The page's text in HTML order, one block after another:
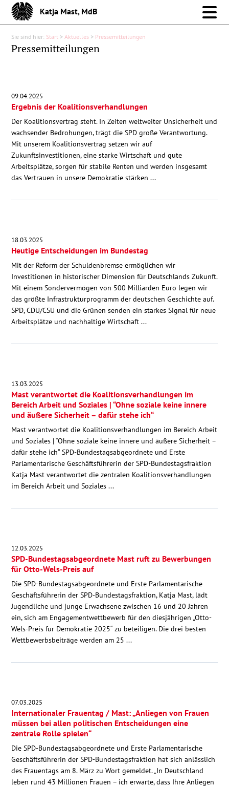
Katja Mast, MdB
Meine Arbeit im Bund
Über mich
Aktuelles
Pressemitteilungen
Reden
Kontakt
Sie sind hier: Start > Aktuelles > Pressemitteilungen
Pressemitteilungen
09.04.2025
Ergebnis der Koalitionsverhandlungen
Der Koalitionsvertrag steht. In Zeiten weltweiter Unsicherheit und
wachsender Bedrohungen, trägt die SPD große Verantwortung.
Mit unserem Koalitionsvertrag setzen wir auf
Zukunftsinvestitionen, eine starke Wirtschaft und gute
Arbeitsplätze, sorgen für stabile Renten und werden insgesamt
das Vertrauen in unsere Demokratie stärken ...
18.03.2025
Heutige Entscheidungen im Bundestag
Mit der Reform der Schuldenbremse ermöglichen wir
Investitionen in historischer Dimension für Deutschlands Zukunft.
Mit einem Sondervermögen von 500 Milliarden Euro legen wir
das größte Infrastrukturprogramm der deutschen Geschichte auf.
SPD, CDU/CSU und die Grünen senden ein starkes Signal für neue
Arbeitsplätze und nachhaltige Wirtschaft ...
13.03.2025
Mast verantwortet die Koalitionsverhandlungen im
Bereich Arbeit und Soziales | “Ohne soziale keine innere
und äußere Sicherheit – dafür stehe ich“
Mast verantwortet die Koalitionsverhandlungen im Bereich Arbeit
und Soziales | “Ohne soziale keine innere und äußere Sicherheit –
dafür stehe ich“ SPD-Bundestagsabgeordnete und Erste
Parlamentarische Geschäftsführerin der SPD-Bundestagsfraktion
Katja Mast verantwortet die zentralen Koalitionsverhandlungen
im Bereich Arbeit und Soziales ...
12.03.2025
SPD-Bundestagsabgeordnete Mast ruft zu Bewerbungen
für Otto-Wels-Preis auf
Die SPD-Bundestagsabgeordnete und Erste Parlamentarische
Geschäftsführerin der SPD-Bundestagsfraktion, Katja Mast, lädt
Jugendliche und junge Erwachsene zwischen 16 und 20 Jahren
ein, sich am Engagementwettbewerb für den diesjährigen „Otto-
Wels-Preis für Demokratie 2025“ zu beteiligen. Die drei besten
Wettbewerbsbeiträge werden am 25 ...
07.03.2025
Internationaler Frauentag / Mast: „Anliegen von Frauen
müssen bei allen politischen Entscheidungen eine
zentrale Rolle spielen“
Die SPD-Bundestagsabgeordnete und Erste Parlamentarische
Geschäftsführerin der SPD-Bundestagsfraktion hat sich anlässlich
des Frauentags am 8. März zu Wort gemeldet. „In Deutschland
leben rund 43 Millionen Frauen – ich erwarte, dass Ihre Anliegen